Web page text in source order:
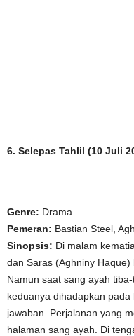
6. Selepas Tahlil (10 Juli
Genre: Drama
Pemeran: Bastian Steel,
Sinopsis: Di malam
dan Saras (Aghniny
Namun saat sang ayah
keduanya dihadapkan
jawaban. Perjalanan yang
halaman sang ayah. Di